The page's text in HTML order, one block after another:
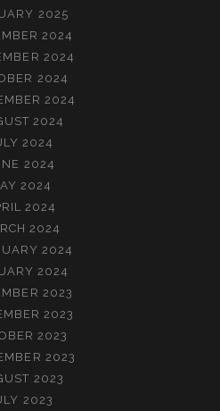
2025
2024
2024
2024
2024
2024
2024
2024
2024
2024
2024
2024
2024
2023
2023
2023
2023
2023
2023